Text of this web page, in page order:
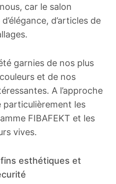
car le salon
d’articles de
garnies de nos plus
et de nos
A l’approche
particulièrement les
FIBAFEKT et les
vives.
esthétiques et